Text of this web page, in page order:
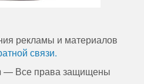
рекламы и материалов
связи.
— Все права защищены